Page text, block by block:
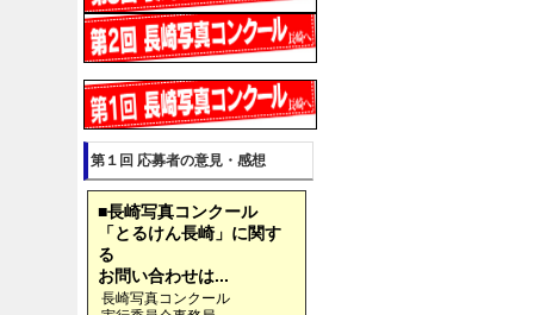
第１回 応募者の意見・感想
■長崎写真コンクール
「とるけん長崎」に関す
る
お問い合わせは...
長崎写真コンクール